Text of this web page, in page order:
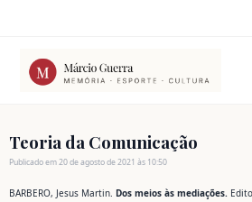
conteúdo
Teoria da Comunicação
Publicado em 20 de agosto de 2021 às 10:50
BARBERO, Jesus Martin. Dos meios às mediações.